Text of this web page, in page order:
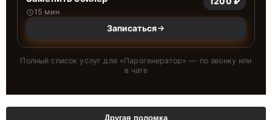
15 мин
Записаться
Полный список услуг для «Парогенератор» — по звонку или
в чате
Другая поломка